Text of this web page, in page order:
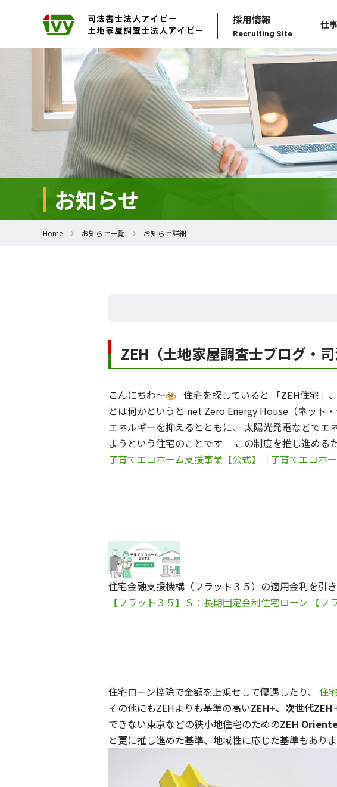
採用情報
Recruiting Site
仕
お知らせ
Home お知らせ一覧 お知らせ詳細
ZEH（土地家屋調査士ブログ・司
こんにちわ～ 住宅を探していると 「ZEH住宅」
とは何かというと net Zero Energy House（ネット
エネルギーを抑えるとともに、 太陽光発電などで
ようという住宅のことです この制度を推し進める
子育てエコホーム支援事業【公式】
「子育てエコホ
住宅金融支援機構（フラット３５）の適用金利を引
【フラット３５】Ｓ：長期固定金利住宅ローン 【フ
住宅ローン控除で金額を上乗せして優遇したり、 住
その他にもZEHよりも基準の高いZEH+、 次世代ZEH
できない東京などの狭小地住宅のためのZEH
と更に推し進めた基準、地域性に応じた基準もありま